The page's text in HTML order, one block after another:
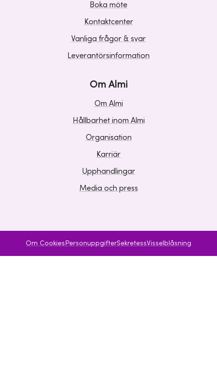
Boka möte
Kontaktcenter
Vanliga frågor & svar
Leverantörsinformation
Om Almi
Om Almi
Hållbarhet inom Almi
Organisation
Karriär
Upphandlingar
Media och press
Om Cookies PersonuppgifterSekretessVisselblåsning